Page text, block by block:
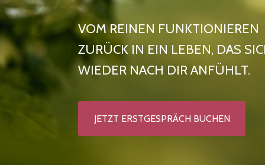
VOM REINEN FUNKTIONIEREN
ZURÜCK IN EIN LEBEN, DAS
WIEDER NACH DIR ANFÜHLT.
JETZT ERSTGESPRÄCH BUCHEN